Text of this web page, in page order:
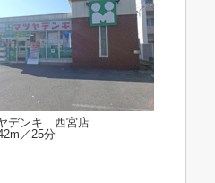
デンキ 西宮店
／25分